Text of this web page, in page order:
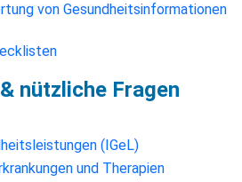
von Gesundheitsinformationen
nützliche Fragen
(IGeL)
und Therapien